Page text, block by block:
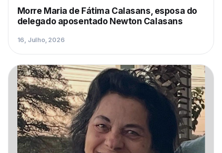
Morre Maria de Fátima Calasans, esposa do
delegado aposentado Newton Calasans
16, Julho, 2026